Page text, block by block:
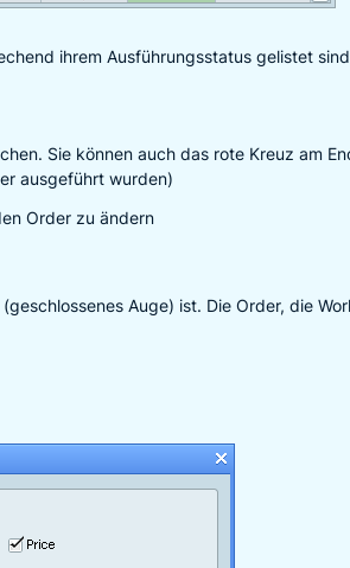
ihrem Ausführungsstatus gelistet
Sie können auch das rote Kreuz am
ausgeführt wurden)
Order zu ändern
Auge) ist. Die Order, die